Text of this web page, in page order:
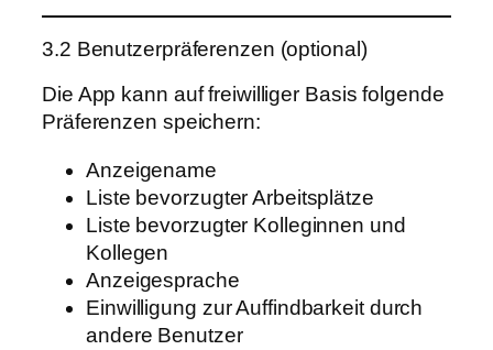
3.2 Benutzerpräferenzen (optional)
Die App kann auf freiwilliger Basis folgende
Präferenzen speichern:
Anzeigename
Liste bevorzugter Arbeitsplätze
Liste bevorzugter Kolleginnen und
Kollegen
Anzeigesprache
Einwilligung zur Auffindbarkeit durch
andere Benutzer